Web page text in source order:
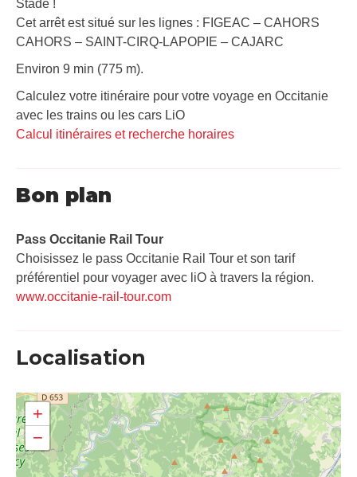
Stade !
Cet arrêt est situé sur les lignes : FIGEAC – CAHORS
CAHORS – SAINT-CIRQ-LAPOPIE – CAJARC
Environ 9 min (775 m).
Calculez votre itinéraire pour votre voyage en Occitanie
avec les trains ou les cars LiO
Calcul itinéraires et recherche horaires
Bon plan
Pass Occitanie Rail Tour​
Choisissez le pass Occitanie Rail Tour et son tarif
préférentiel pour voyager avec liO à travers la région.
www.occitanie-rail-tour.com
Localisation
+
−